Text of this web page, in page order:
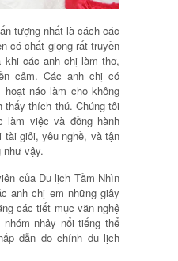
tượng nhất là cách các
có chất giọng rất truyền
các anh chị làm thơ,
cảm. Các anh chị có
náo làm cho không
thích thú. Chúng tôi
làm việc và đồng hành
tài giỏi, yêu nghề, và tận
như vậy.
của Du lịch Tầm Nhìn
anh chị em những giây
các tiết mục văn nghệ
nhảy nổi tiếng thể
dẫn do chính du lịch